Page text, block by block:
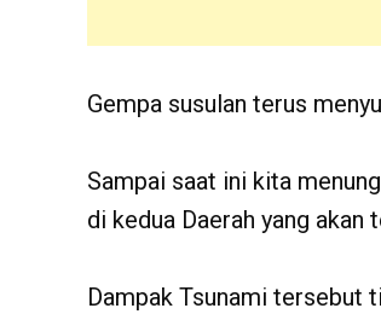
Gempa susulan terus
Sampai saat ini kita
di kedua Daerah yang
Dampak Tsunami tersebut